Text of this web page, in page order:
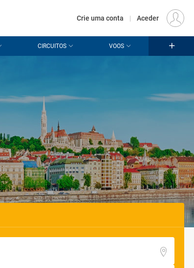
EUR
Crie uma conta | Aceder
CIRCUITOS VOOS